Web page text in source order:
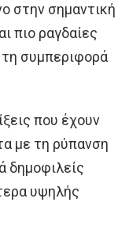
στην σημαντική
πιο ραγδαίες
τη συμπεριφορά
που έχουν
με τη ρύπανση
δημοφιλείς
υψηλής